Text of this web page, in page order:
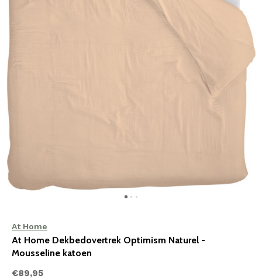
At Home
At Home Dekbedovertrek Optimism Naturel -
Mousseline katoen
€89,95